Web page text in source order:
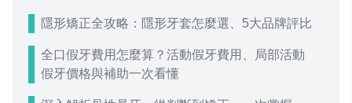
隱形矯正全攻略：隱形牙套怎麼選、5大品牌評比
全口假牙費用怎麼算？活動假牙費用、局部活動
假牙價格與補助一次看懂